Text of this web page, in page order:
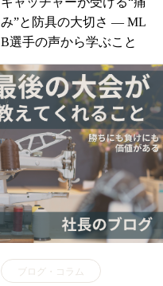
み”と防具の大切さ ― ML
B選手の声から学ぶこと
ブログ・コラム